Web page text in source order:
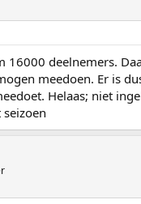
16000 deelnemers.
meedoen. Er is
Helaas; niet